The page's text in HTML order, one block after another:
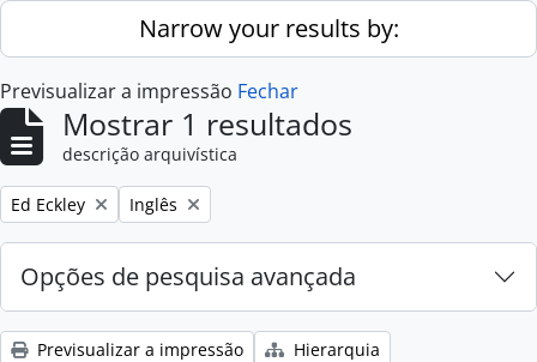
Skip to main contentNarrow your results by:
Previsualizar a impressão Fechar
Mostrar 1 resultados
descrição arquivística
Remove filter:
Ed Eckley Remove filter:
Inglês
Opções de pesquisa avançada
Previsualizar a impressão
Hierarquia